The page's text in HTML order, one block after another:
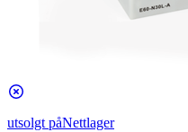
utsolgt påNettlager